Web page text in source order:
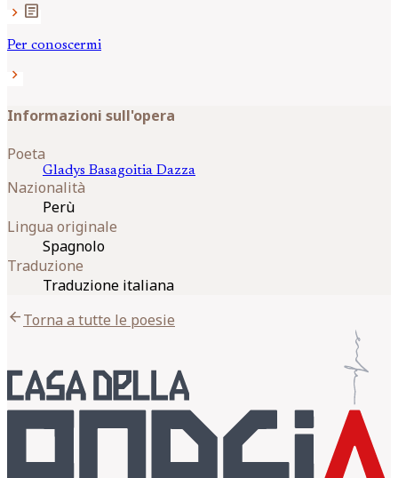
chevron_right article
Per conoscermi
chevron_right
Informazioni sull'opera
Poeta
Gladys Basagoitia Dazza
Nazionalità
Perù
Lingua originale
Spagnolo
Traduzione
Traduzione italiana
arrow_backTorna a tutte le poesie